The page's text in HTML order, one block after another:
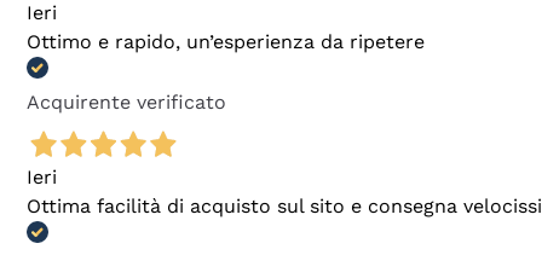
Ieri
Ottimo e rapido, un’esperienza da ripetere
Acquirente verificato
Ieri
Ottima facilità di acquisto sul sito e consegna